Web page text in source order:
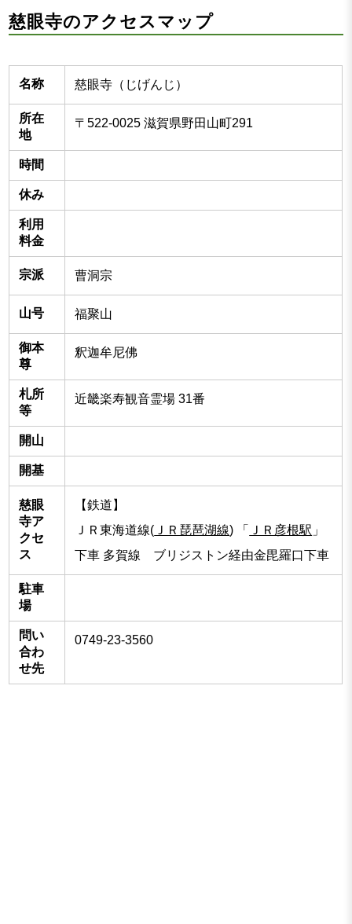
慈眼寺のアクセスマップ
名称 慈眼寺（じげんじ）
所在
地
〒522-0025 滋賀県野田山町291
時間
休み
利用
料金
宗派 曹洞宗
山号 福聚山
御本
尊
釈迦牟尼佛
札所
等
近畿楽寿観音霊場 31番
開山
開基
慈眼
寺ア
クセ
ス
【鉄道】
ＪＲ東海道線( ＪＲ琵琶湖線) 「 ＪＲ彦根駅 」
下車 多賀線 ブリジストン経由金毘羅口下車
駐車
場
問い
合わ
せ先
0749-23-3560